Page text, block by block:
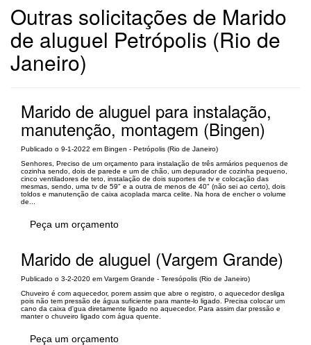
Outras solicitações de Marido
de aluguel Petrópolis (Rio de
Janeiro)
Marido de aluguel para instalação,
manutenção, montagem (Bingen)
Publicado o 9-1-2022 em Bingen - Petrópolis (Rio de Janeiro)
Senhores, Preciso de um orçamento para instalação de três armários pequenos de
cozinha sendo, dois de parede e um de chão, um depurador de cozinha pequeno,
cinco ventiladores de teto, instalação de dois suportes de tv e colocação das
mesmas, sendo, uma tv de 59" e a outra de menos de 40" (não sei ao certo), dois
toldos e manutenção de caixa acoplada marca celite. Na hora de encher o volume
de...
Peça um orçamento
Marido de aluguel (Vargem Grande)
Publicado o 3-2-2020 em Vargem Grande - Teresópolis (Rio de Janeiro)
Chuveiro é com aquecedor, porem assim que abre o registro, o aquecedor desliga
pois não tem pressão de água suficiente para mante-lo ligado. Precisa colocar um
cano da caixa d'gua diretamente ligado no aquecedor. Para assim dar pressão e
manter o chuveiro ligado com água quente.
Peça um orçamento